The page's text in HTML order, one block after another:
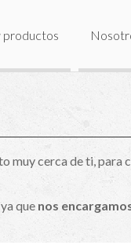
productos
muy cerca de ti, para
que nos